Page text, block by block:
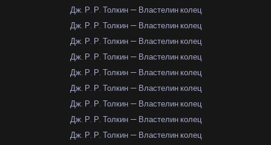
Дж. Р. Р. Толкин — Властелин колец
Дж. Р. Р. Толкин — Властелин колец
Дж. Р. Р. Толкин — Властелин колец
Дж. Р. Р. Толкин — Властелин колец
Дж. Р. Р. Толкин — Властелин колец
Дж. Р. Р. Толкин — Властелин колец
Дж. Р. Р. Толкин — Властелин колец
Дж. Р. Р. Толкин — Властелин колец
Дж. Р. Р. Толкин — Властелин колец